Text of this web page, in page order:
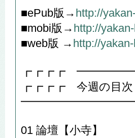
■ePub版→ http://
■mobi版→ http://
■web版 → http://
┏┏┏┏
┏┏┏┏ 今週の目次
01 論壇【小寺】